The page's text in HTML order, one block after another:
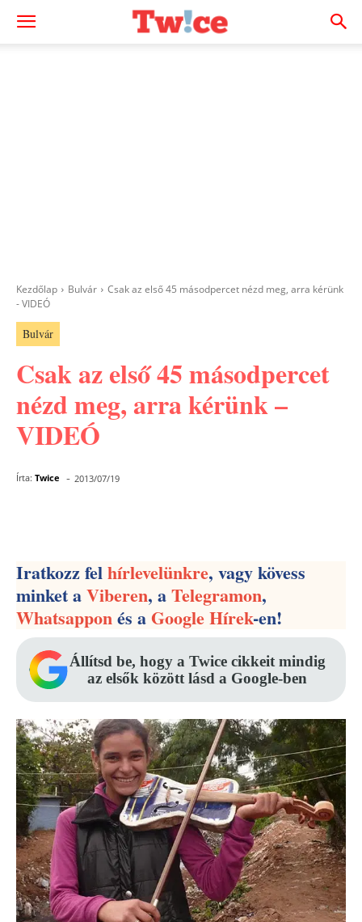
Kezdőlap Bulvár
Csak az első 45 másodpercet nézd meg, arra kérünk
- VIDEÓ
Bulvár
Csak az első 45 másodpercet
nézd meg, arra kérünk –
VIDEÓ
Írta: Twice - 2013/07/19
Iratkozz felhírlevelünkre, vagy kövess
minket aViberen, aTelegramon,
Whatsapponés aGoogle Hírek-en!
Állítsd be, hogy a Twice cikkeit mindig
az elsők között lásd a Google-ben